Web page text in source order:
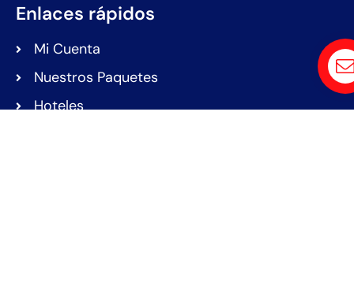
Enlaces rápidos
Mi Cuenta
Nuestros Paquetes
Hoteles